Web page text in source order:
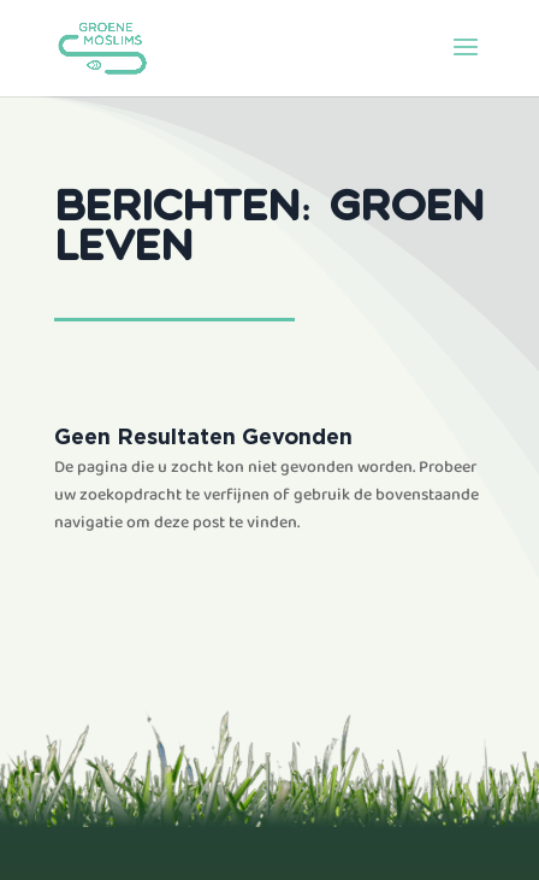
Berichten: Groen
leven
Geen Resultaten Gevonden
De pagina die u zocht kon niet gevonden worden. Probeer
uw zoekopdracht te verfijnen of gebruik de bovenstaande
navigatie om deze post te vinden.